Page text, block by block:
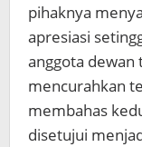
pihaknya
apresiasi
anggota
mencurahkan
membahas
disetujui